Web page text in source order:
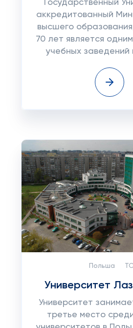
Государственный
аккредитованный
высшего
70 лет является
учебных заведений
Польша
Университет
Университет
третье место